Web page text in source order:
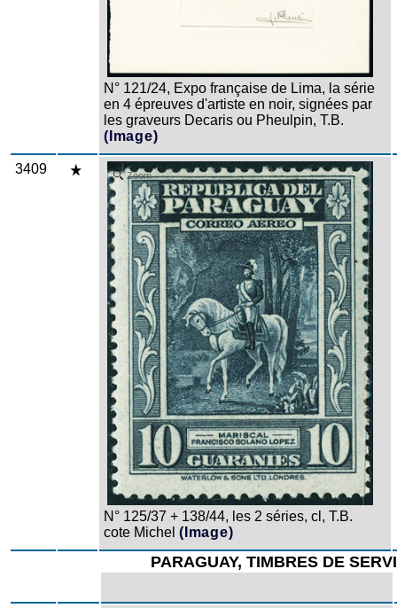
N° 121/24, Expo française de Lima, la série
en 4 épreuves d'artiste en noir, signées par
les graveurs Decaris ou Pheulpin, T.B.
(Image)
3409 Zoom
N° 125/37 + 138/44, les 2 séries, cl, T.B.
cote Michel (Image)
PARAGUAY, TIMBRES DE